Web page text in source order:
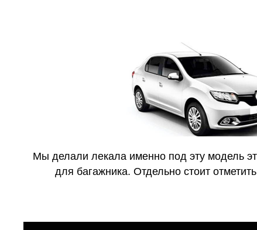
Мы делали лекала именно под эту модель
для багажника. Отдельно стоит